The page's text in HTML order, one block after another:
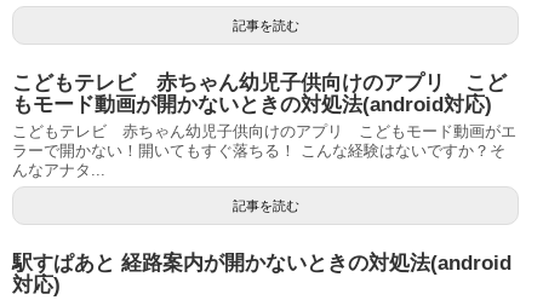
記事を読む
こどもテレビ 赤ちゃん幼児子供向けのアプリ こど
もモード動画が開かないときの対処法(android対応)
こどもテレビ 赤ちゃん幼児子供向けのアプリ こどもモード動画がエ
ラーで開かない！開いてもすぐ落ちる！ こんな経験はないですか？そ
んなアナタ...
記事を読む
駅すぱあと 経路案内が開かないときの対処法(android
対応)